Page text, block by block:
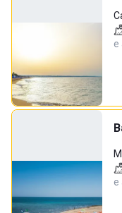
e
e